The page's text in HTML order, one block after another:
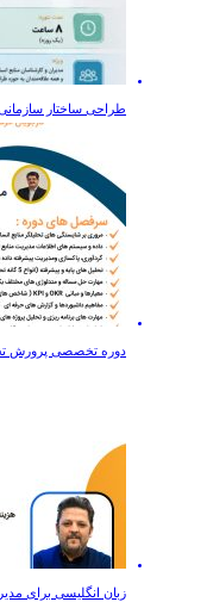
طراحی ساختار
دوره تخصصی پرورش
زبان انگلیسی برای